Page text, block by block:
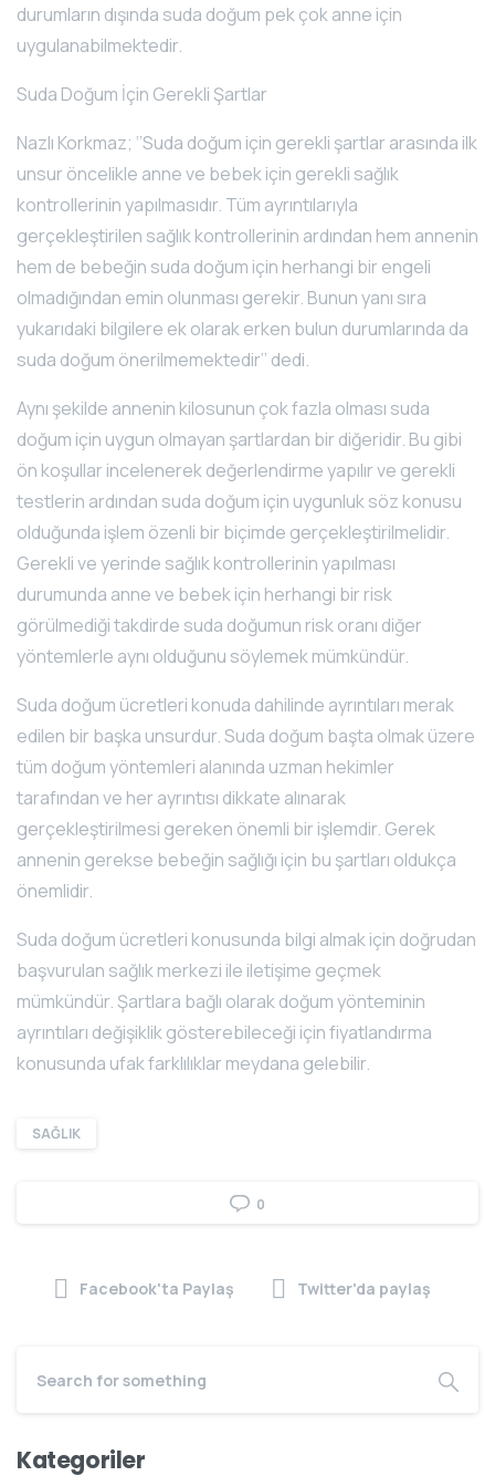
durumların dışında suda doğum pek çok anne için
uygulanabilmektedir.
Suda Doğum İçin Gerekli Şartlar
Nazlı Korkmaz; ‘’Suda doğum için gerekli şartlar arasında ilk
unsur öncelikle anne ve bebek için gerekli sağlık
kontrollerinin yapılmasıdır. Tüm ayrıntılarıyla
gerçekleştirilen sağlık kontrollerinin ardından hem annenin
hem de bebeğin suda doğum için herhangi bir engeli
olmadığından emin olunması gerekir. Bunun yanı sıra
yukarıdaki bilgilere ek olarak erken bulun durumlarında da
suda doğum önerilmemektedir’’ dedi.
Aynı şekilde annenin kilosunun çok fazla olması suda
doğum için uygun olmayan şartlardan bir diğeridir. Bu gibi
ön koşullar incelenerek değerlendirme yapılır ve gerekli
testlerin ardından suda doğum için uygunluk söz konusu
olduğunda işlem özenli bir biçimde gerçekleştirilmelidir.
Gerekli ve yerinde sağlık kontrollerinin yapılması
durumunda anne ve bebek için herhangi bir risk
görülmediği takdirde suda doğumun risk oranı diğer
yöntemlerle aynı olduğunu söylemek mümkündür.
Suda doğum ücretleri konuda dahilinde ayrıntıları merak
edilen bir başka unsurdur. Suda doğum başta olmak üzere
tüm doğum yöntemleri alanında uzman hekimler
tarafından ve her ayrıntısı dikkate alınarak
gerçekleştirilmesi gereken önemli bir işlemdir. Gerek
annenin gerekse bebeğin sağlığı için bu şartları oldukça
önemlidir.
Suda doğum ücretleri konusunda bilgi almak için doğrudan
başvurulan sağlık merkezi ile iletişime geçmek
mümkündür. Şartlara bağlı olarak doğum yönteminin
ayrıntıları değişiklik gösterebileceği için fiyatlandırma
konusunda ufak farklılıklar meydana gelebilir.
SAĞLIK
0
Facebook'ta Paylaş Twitter'da paylaş
Kategoriler